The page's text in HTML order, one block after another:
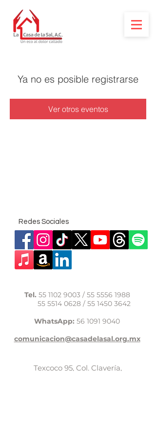
Ya no es posible registrarse
Ver otros eventos
Redes Sociales
Tel. 55 1102 9003 / 55 5556 1988
55 5514 0628/ 55 1450 3642
WhatsApp: 56 1091 9040
comunicacion@casadelasal.org.mx
Texcoco 95, Col. Clavería,